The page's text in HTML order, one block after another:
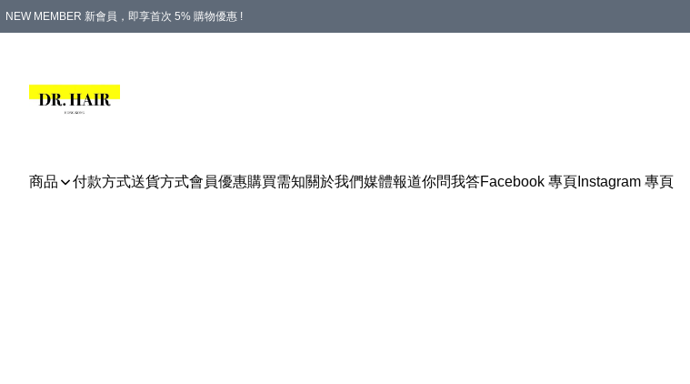
NEW MEMBER 新會員，即享首次 5% 購物優惠 !
商品 付款方式送貨方式會員優惠購買需知關於我們媒體報道你問我答Facebook 專頁 Instagram 專頁